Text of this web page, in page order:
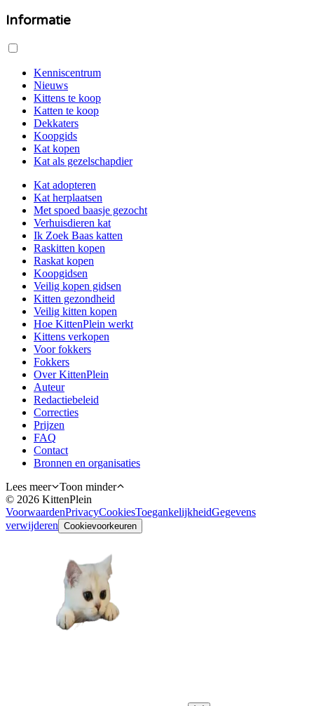
Informatie
Kenniscentrum
Nieuws
Kittens te koop
Katten te koop
Dekkaters
Koopgids
Kat kopen
Kat als gezelschapdier
Kat adopteren
Kat herplaatsen
Met spoed baasje gezocht
Verhuisdieren kat
Ik Zoek Baas katten
Raskitten kopen
Raskat kopen
Koopgidsen
Veilig kopen gidsen
Kitten gezondheid
Veilig kitten kopen
Hoe KittenPlein werkt
Kittens verkopen
Voor fokkers
Fokkers
Over KittenPlein
Auteur
Redactiebeleid
Correcties
Prijzen
FAQ
Contact
Bronnen en organisaties
Lees meer
Toon minder
© 2026 KittenPlein
VoorwaardenPrivacyCookiesToegankelijkheidGegevens
verwijderen Cookievoorkeuren